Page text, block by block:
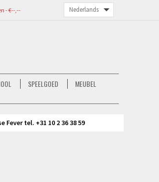
- €--,--
SPEELGOED
MEUBEL
Fever tel. +31 10 2 36 38 59